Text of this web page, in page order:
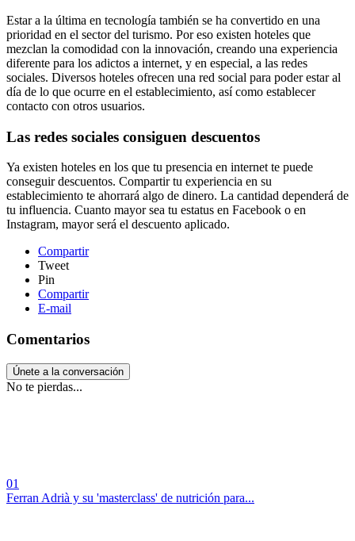
Estar a la última en tecnología también se ha convertido en una
prioridad en el sector del turismo. Por eso existen hoteles que
mezclan la comodidad con la innovación, creando una experiencia
diferente para los adictos a internet, y en especial, a las redes
sociales. Diversos hoteles ofrecen una red social para poder estar al
día de lo que ocurre en el establecimiento, así como establecer
contacto con otros usuarios.
Las redes sociales consiguen descuentos
Ya existen hoteles en los que tu presencia en internet te puede
conseguir descuentos. Compartir tu experiencia en su
establecimiento te ahorrará algo de dinero. La cantidad dependerá de
tu influencia. Cuanto mayor sea tu estatus en Facebook o en
Instagram, mayor será el descuento aplicado.
Compartir
Tweet
Pin
Compartir
E-mail
Comentarios
Únete a la conversación
No te pierdas...
01
Ferran Adrià y su 'masterclass' de nutrición para...